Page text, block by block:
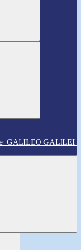
GALILEO GALILEI